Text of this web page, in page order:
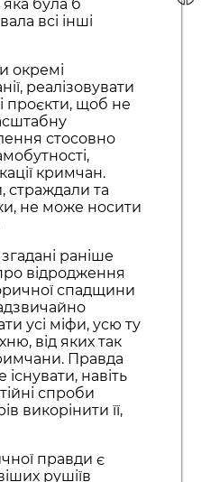
була б
всі інші
окремі
реалізовувати
проєкти, щоб не
стосовно
кримчан.
страждали та
не може носити
раніше
відродження
спадщини
усі міфи, усю ту
від яких так
Правда
існувати, навіть
спроби
викорінити її,
правди є
рушіїв